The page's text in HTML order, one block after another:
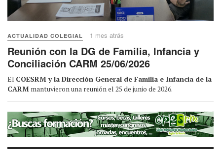
ACTUALIDAD COLEGIAL 1 mes atrás
Reunión con la DG de Familia, Infancia y
Conciliación CARM 25/06/2026
El COESRM y la Dirección General de Familia e Infancia de la
CARM mantuvieron una reunión el 25 de junio de 2026.